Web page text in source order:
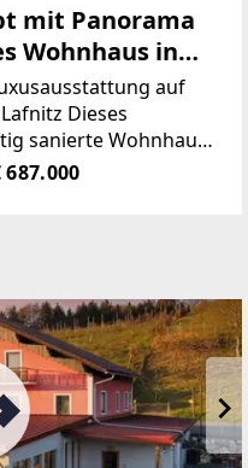
mit Panorama
Wohnhaus in
auf
Dieses
sanierte Wohnhaus
modernste Technik
Die Immobilie
687.000